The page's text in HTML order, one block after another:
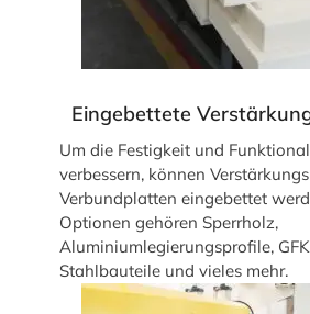
Eingebettete
Um die Festigkeit und
verbessern, können
Verbundplatten eingebettet
Optionen gehören Sperrholz,
Aluminiumlegierungsprofile,
Stahlbauteile und vieles mehr.